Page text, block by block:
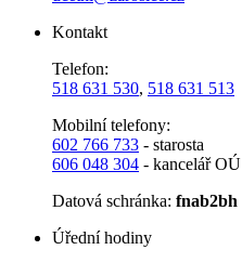
Kontakt
Telefon:
518 631 530, 518 631 513
Mobilní telefony:
602 766 733 - starosta
606 048 304 - kancelář OÚ
Datová schránka: fnab2bh
Úřední hodiny